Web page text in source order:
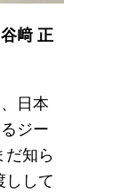
﨑 正
日本
ジー
だ知ら
しして